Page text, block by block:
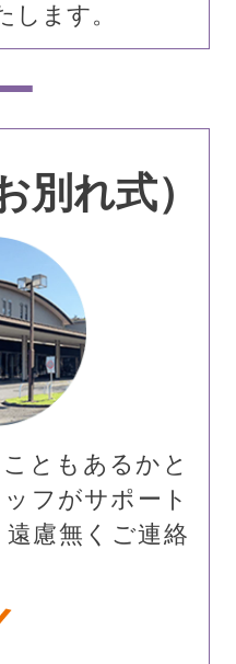
します。
別れ式）
ともあるかと
フがサポート
慮無くご連絡